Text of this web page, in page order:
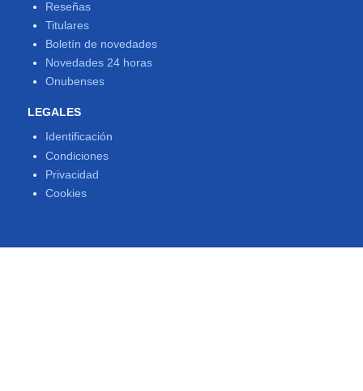
Reseñas
Titulares
Boletín de novedades
Novedades 24 horas
Onubenses
LEGALES
Identificación
Condiciones
Privacidad
Cookies